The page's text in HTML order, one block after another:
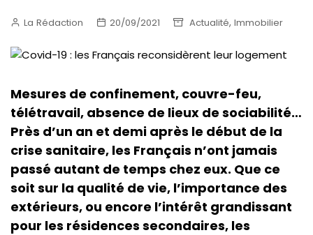
La Rédaction 20/09/2021 Actualité, Immobilier
Mesures de confinement, couvre-feu,
télétravail, absence de lieux de sociabilité…
Près d’un an et demi après le début de la
crise sanitaire, les Français n’ont jamais
passé autant de temps chez eux. Que ce
soit sur la qualité de vie, l’importance des
extérieurs, ou encore l’intérêt grandissant
pour les résidences secondaires, les